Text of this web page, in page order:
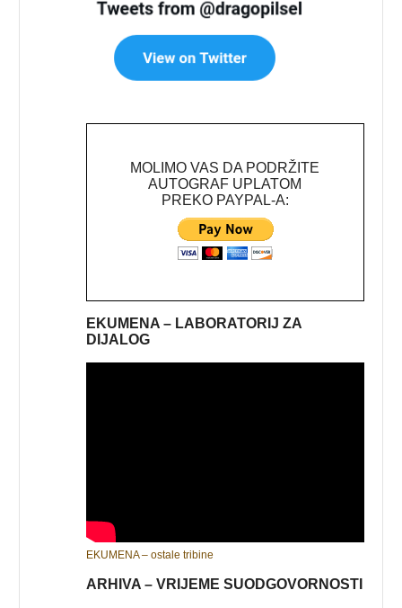
MOLIMO VAS DA PODRŽITE
AUTOGRAF UPLATOM
PREKO PAYPAL-A:
EKUMENA – LABORATORIJ ZA
DIJALOG
EKUMENA – ostale tribine
ARHIVA – VRIJEME SUODGOVORNOSTI